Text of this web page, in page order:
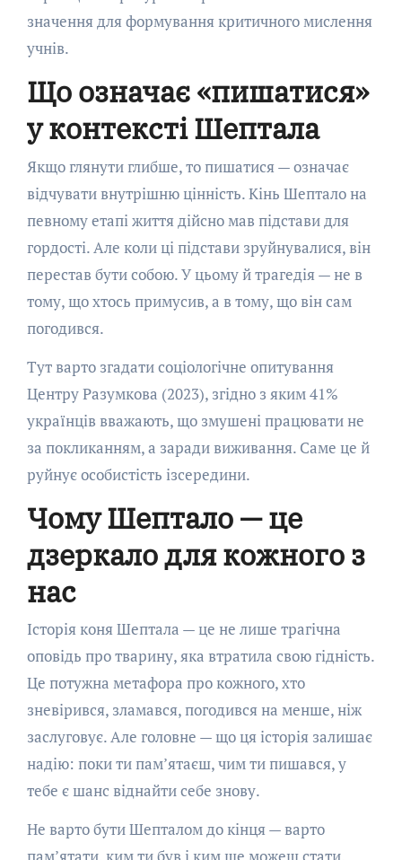
значення для формування критичного мислення
учнів.
Що означає «пишатися»
у контексті Шептала
Якщо глянути глибше, то пишатися — означає
відчувати внутрішню цінність. Кінь Шептало на
певному етапі життя дійсно мав підстави для
гордості. Але коли ці підстави зруйнувалися, він
перестав бути собою. У цьому й трагедія — не в
тому, що хтось примусив, а в тому, що він сам
погодився.
Тут варто згадати соціологічне опитування
Центру Разумкова (2023), згідно з яким 41%
українців вважають, що змушені працювати не
за покликанням, а заради виживання. Саме це й
руйнує особистість ізсередини.
Чому Шептало — це
дзеркало для кожного з
нас
Історія коня Шептала — це не лише трагічна
оповідь про тварину, яка втратила свою гідність.
Це потужна метафора про кожного, хто
зневірився, зламався, погодився на менше, ніж
заслуговує. Але головне — що ця історія залишає
надію: поки ти пам’ятаєш, чим ти пишався, у
тебе є шанс віднайти себе знову.
Не варто бути Шепталом до кінця — варто